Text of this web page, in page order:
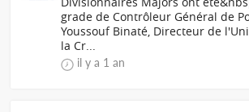
grade de Contrôleur Général de
Youssouf Binaté, Directeur de
la Cr...
il y a 1 an